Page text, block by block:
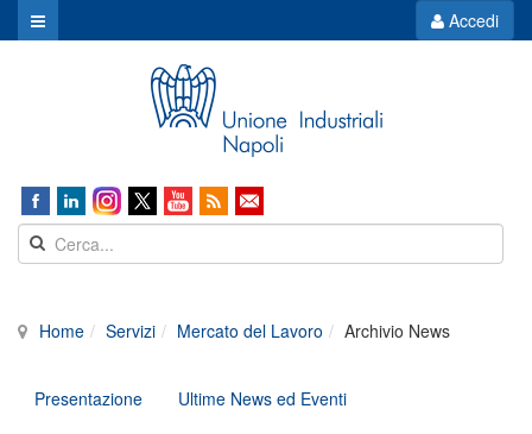
Accedi
Home Servizi Mercato del Lavoro Archivio News
Presentazione Ultime News ed Eventi